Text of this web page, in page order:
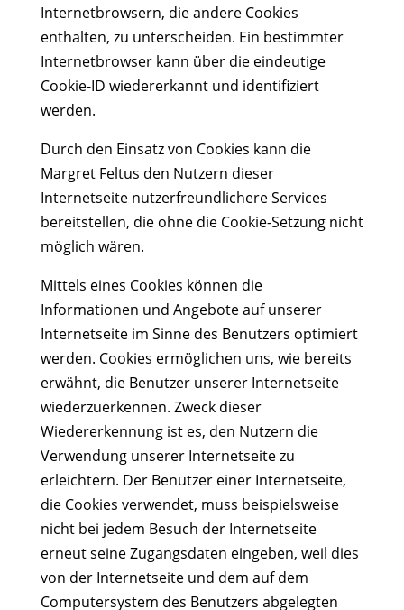
Internetbrowsern, die andere Cookies
enthalten, zu unterscheiden. Ein bestimmter
Internetbrowser kann über die eindeutige
Cookie-ID wiedererkannt und identifiziert
werden.
Durch den Einsatz von Cookies kann die
Margret Feltus den Nutzern dieser
Internetseite nutzerfreundlichere Services
bereitstellen, die ohne die Cookie-Setzung nicht
möglich wären.
Mittels eines Cookies können die
Informationen und Angebote auf unserer
Internetseite im Sinne des Benutzers optimiert
werden. Cookies ermöglichen uns, wie bereits
erwähnt, die Benutzer unserer Internetseite
wiederzuerkennen. Zweck dieser
Wiedererkennung ist es, den Nutzern die
Verwendung unserer Internetseite zu
erleichtern. Der Benutzer einer Internetseite,
die Cookies verwendet, muss beispielsweise
nicht bei jedem Besuch der Internetseite
erneut seine Zugangsdaten eingeben, weil dies
von der Internetseite und dem auf dem
Computersystem des Benutzers abgelegten